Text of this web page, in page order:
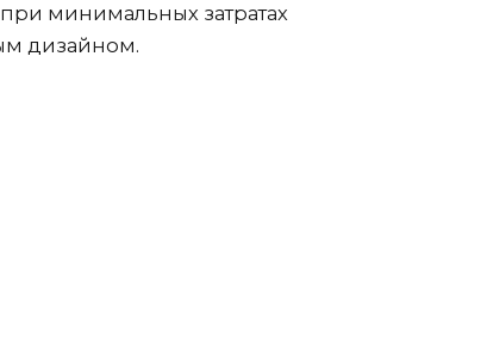
минимальных затратах
дизайном.